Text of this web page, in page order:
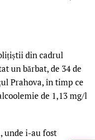
din cadrul
un bărbat, de 34 de
Prahova, în timp ce
de 1,13 mg/l
i-au fost